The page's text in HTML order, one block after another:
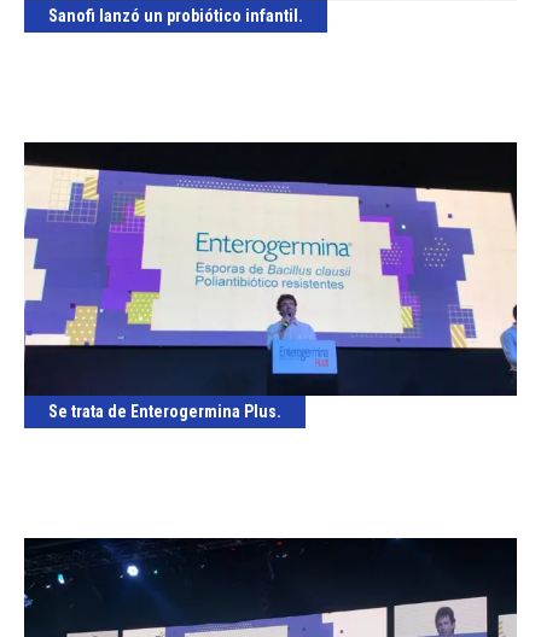
Sanofi lanzó un probiótico infantil.
Se trata de Enterogermina Plus.